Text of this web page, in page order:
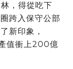
，得從吃下
跨入保守公部
新印象，
值衝上200億